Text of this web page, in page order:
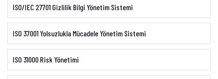
ISO/IEC 27701 Gizlilik Bilgi Yönetim Sistemi
ISO 37001 Yolsuzlukla Mücadele Yönetim Sistemi
ISO 31000 Risk Yönetimi